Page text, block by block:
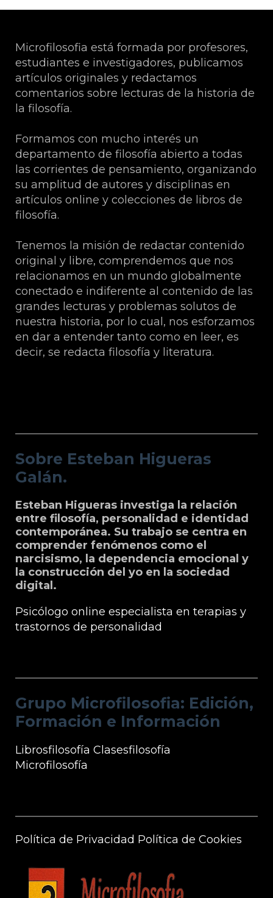
Microfilosofia está formada por profesores,
estudiantes e investigadores, publicamos
artículos originales y redactamos
comentarios sobre lecturas de la historia de
la filosofía.
Formamos con mucho interés un
departamento de filosofía abierto a todas
las corrientes de pensamiento, organizando
su amplitud de autores y disciplinas en
artículos online y colecciones de libros de
filosofía.
Tenemos la misión de redactar contenido
original y libre, comprendemos que nos
relacionamos en un mundo globalmente
conectado e indiferente al contenido de las
grandes lecturas y problemas solutos de
nuestra historia, por lo cual, nos esforzamos
en dar a entender tanto como en leer, es
decir, se redacta filosofía y literatura.
Sobre Esteban Higueras
Galán.
Esteban Higueras investiga la relación
entre filosofía, personalidad e identidad
contemporánea. Su trabajo se centra en
comprender fenómenos como el
narcisismo, la dependencia emocional y
la construcción del yo en la sociedad
digital.
Psicólogo online especialista en terapias y
trastornos de personalidad
Grupo Microfilosofia: Edición,
Formación e Información
Librosfilosofía Clasesfilosofía
Microfilosofía
Política de Privacidad Política de Cookies